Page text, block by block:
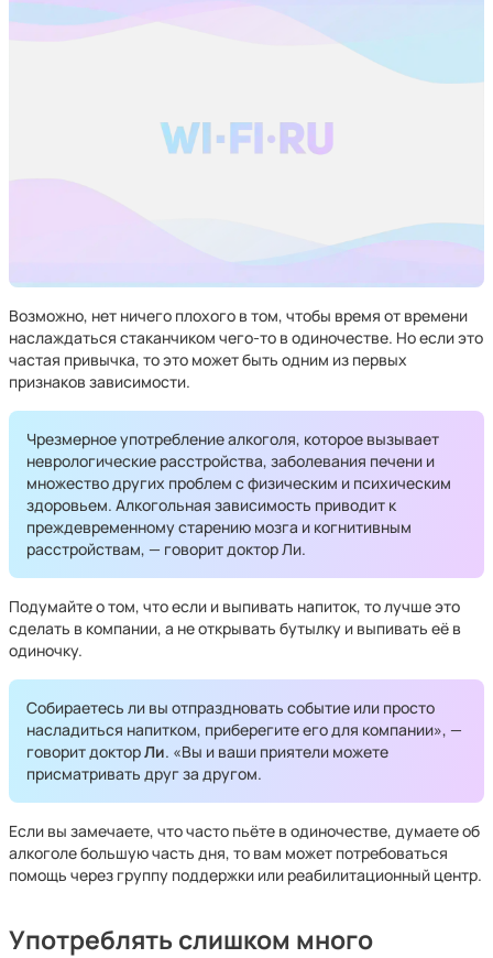
Возможно, нет ничего плохого в том, чтобы время от времени
наслаждаться стаканчиком чего-то в одиночестве. Но если это
частая привычка, то это может быть одним из первых
признаков зависимости.
Чрезмерное употребление алкоголя, которое вызывает
неврологические расстройства, заболевания печени и
множество других проблем с физическим и психическим
здоровьем. Алкогольная зависимость приводит к
преждевременному старению мозга и когнитивным
расстройствам, — говорит доктор Ли.
Подумайте о том, что если и выпивать напиток, то лучше это
сделать в компании, а не открывать бутылку и выпивать её в
одиночку.
Собираетесь ли вы отпраздновать событие или просто
насладиться напитком, приберегите его для компании», —
говорит докторЛи. «Вы и ваши приятели можете
присматривать друг за другом.
Если вы замечаете, что часто пьёте в одиночестве, думаете об
алкоголе большую часть дня, то вам может потребоваться
помощь через группу поддержки или реабилитационный центр.
Употреблять слишком много